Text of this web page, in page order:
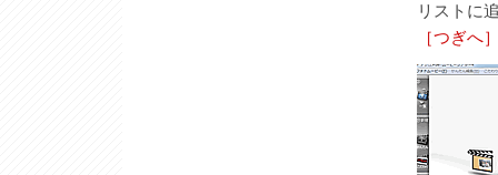
リストに
［つぎへ